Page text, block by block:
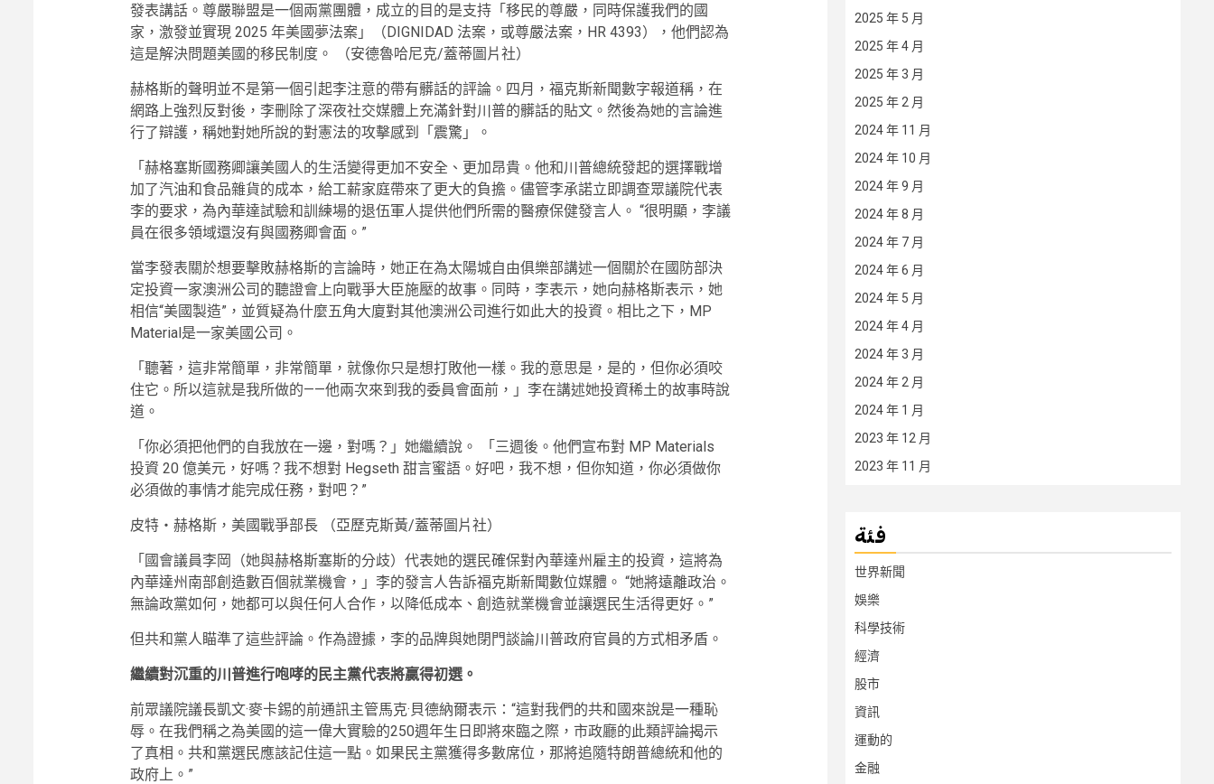
發表講話。尊嚴聯盟是一個兩黨團體，成立的目的是支持「移民的尊嚴，同時保護我們的國
家，激發並實現 2025 年美國夢法案」（DIGNIDAD 法案，或尊嚴法案，HR 4393），他們認為
這是解決問題美國的移民制度。
（安德魯哈尼克/蓋蒂圖片社）
赫格斯的聲明並不是第一個引起李注意的帶有髒話的評論。四月，福克斯新聞數字報道稱，在
網路上強烈反對後，李刪除了深夜社交媒體上充滿針對川普的髒話的貼文。然後為她的言論進
行了辯護，稱她對她所說的對憲法的攻擊感到「震驚」。
「赫格塞斯國務卿讓美國人的生活變得更加不安全、更加昂貴。他和川普總統發起的選擇戰增
加了汽油和食品雜貨的成本，給工薪家庭帶來了更大的負擔。儘管李承諾立即調查眾議院代表
李的要求，為內華達試驗和訓練場的退伍軍人提供他們所需的醫療保健發言人。 “很明顯，李議
員在很多領域還沒有與國務卿會面。”
當李發表關於想要擊敗赫格斯的言論時，她正在為太陽城自由俱樂部講述一個關於在國防部決
定投資一家澳洲公司的聽證會上向戰爭大臣施壓的故事。同時，李表示，她向赫格斯表示，她
相信“美國製造”，並質疑為什麼五角大廈對其他澳洲公司進行如此大的投資。相比之下，MP
Material是一家美國公司。
「聽著，這非常簡單，非常簡單，就像你只是想打敗他一樣。我的意思是，是的，但你必須咬
住它。所以這就是我所做的——他兩次來到我的委員會面前，」李在講述她投資稀土的故事時說
道。
「你必須把他們的自我放在一邊，對嗎？」她繼續說。 「三週後。他們宣布對 MP Materials
投資 20 億美元，好嗎？我不想對 Hegseth 甜言蜜語。好吧，我不想，但你知道，你必須做你
必須做的事情才能完成任務，對吧？”
皮特‧赫格斯，美國戰爭部長 （亞歷克斯黃/蓋蒂圖片社）
「國會議員李岡（她與赫格斯塞斯的分歧）代表她的選民確保對內華達州雇主的投資，這將為
內華達州南部創造數百個就業機會，」李的發言人告訴福克斯新聞數位媒體。 “她將遠離政治。
無論政黨如何，她都可以與任何人合作，以降低成本、創造就業機會並讓選民生活得更好。”
但共和黨人瞄準了這些評論。作為證據，李的品牌與她閉門談論川普政府官員的方式相矛盾。
繼續對沉重的川普進行咆哮的民主黨代表將贏得初選。
前眾議院議長凱文·麥卡錫的前通訊主管馬克·貝德納爾表示：“這對我們的共和國來說是一種恥
辱。在我們稱之為美國的這一偉大實驗的250週年生日即將來臨之際，市政廳的此類評論揭示
了真相。共和黨選民應該記住這一點。如果民主黨獲得多數席位，那將追隨特朗普總統和他的
政府上。”
2025 年 5 月
2025 年 4 月
2025 年 3 月
2025 年 2 月
2024 年 11 月
2024 年 10 月
2024 年 9 月
2024 年 8 月
2024 年 7 月
2024 年 6 月
2024 年 5 月
2024 年 4 月
2024 年 3 月
2024 年 2 月
2024 年 1 月
2023 年 12 月
2023 年 11 月
فئة
世界新聞
娛樂
科學技術
經濟
股市
資訊
運動的
金融